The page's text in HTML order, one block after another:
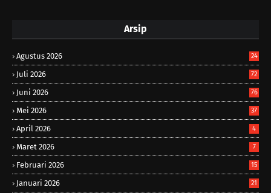
Arsip
Agustus 2026 24
Juli 2026 72
Juni 2026 76
Mei 2026 37
April 2026 4
Maret 2026 7
Februari 2026 15
Januari 2026 21